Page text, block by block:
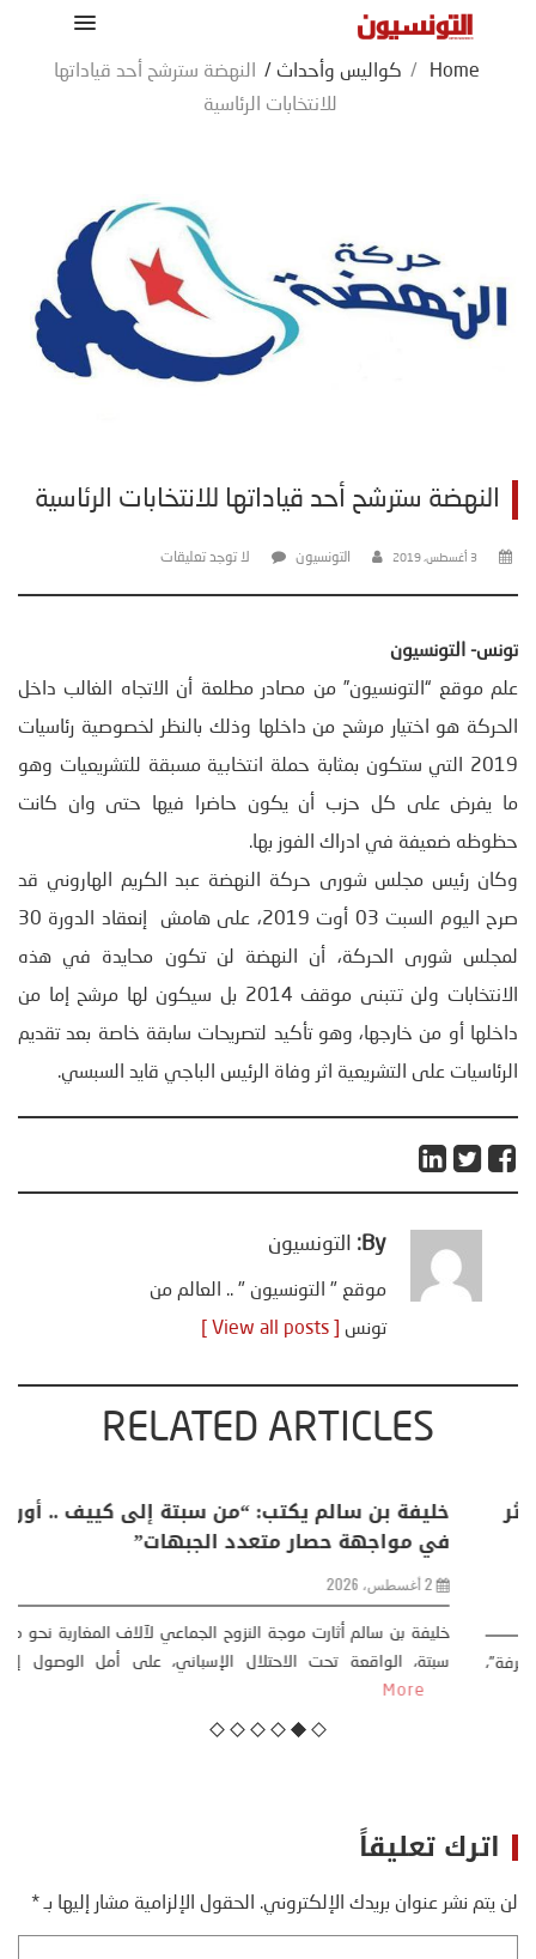
Home
/ كواليس وأحداث /
النهضة سترشح أحد قياداتها
للانتخابات الرئاسية
النهضة سترشح أحد قياداتها للانتخابات الرئاسية
3 أغسطس، 2019 التونسيون لا توجد تعليقات
تونس- التونسيون
علم موقع “التونسيون” من مصادر مطلعة أن الاتجاه الغالب داخل
الحركة هو اختيار مرشح من داخلها وذلك بالنظر لخصوصية رئاسيات
2019 التي ستكون بمثابة حملة انتخابية مسبقة للتشريعيات وهو
ما يفرض على كل حزب أن يكون حاضرا فيها حتى وان كانت
حظوظه ضعيفة في ادراك الفوز بها.
وكان رئيس مجلس شورى حركة النهضة عبد الكريم الهاروني قد
صرح اليوم السبت 03 أوت 2019، على هامش إنعقاد الدورة 30
لمجلس شورى الحركة، أن النهضة لن تكون محايدة في هذه
الانتخابات ولن تتبنى موقف 2014 بل سيكون لها مرشح إما من
داخلها أو من خارجها، وهو تأكيد لتصريحات سابقة خاصة بعد تقديم
الرئاسيات على التشريعية اثر وفاة الرئيس الباجي قايد السبسي.
By: التونسيون
موقع " التونسيون " .. العالم من
تونس
RELATED ARTICLES
منذر بالضيافي يكتب حول: التغيرات المناخية: اكثر
من ظاهرة طبيعية .. تحول اجتماعي وحضاري (
مقاربة سوسيولوجية )
كتب: منذر بالضيافي بدأت قصتي مع التغييرات المناخية ” المتطرفة”،
منذ نهاية ثمانينات القرن الماضي، حين أطردنا ...
اترك تعليقاً
لن يتم نشر عنوان بريدك الإلكتروني. الحقول الإلزامية مشار إليها بـ*